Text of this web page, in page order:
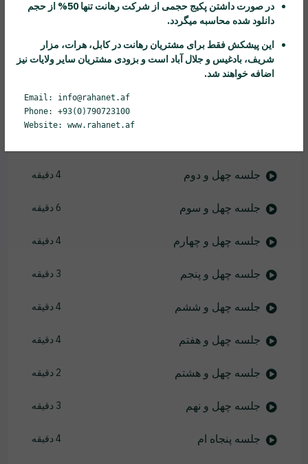
جلسه سی و هفتم 3 دقیقه
جلسه سی و هشتم 3 دقیقه
جلسه سی و نهم
3 دقیقه
جلسه چهل و دوم 4 دقیقه
جلسه چهل و سوم 6 دقیقه
جلسه چهل و چهارم 4 دقیقه
جلسه چهل و پنجم 3 دقیقه
جلسه چهل و ششم 4 دقیقه
جلسه چهل و هفتم 4 دقیقه
جلسه چهل و هشتم 2 دقیقه
جلسه چهل و نهم 3 دقیقه
جلسه پنجاه ام 4 دقیقه
در صورت داشتن پکیج حجمی از شرکت رهانت
تنها 50% از حجم
دانلود شده محاسبه میگردد.
این پیشکش فقط برای مشتریان رهانت در کابل، هرات، مزار
شریف، بادغیس و جلال آباد است و بزودی مشتریان سایر ولایات نیز
اضافه خواهند شد.
Email: info@rahanet.af
Phone: +93(0)790723100
Website: www.rahanet.af